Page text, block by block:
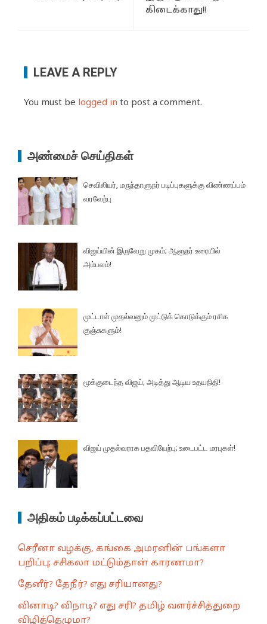
கிடைக்காது!!
LEAVE A REPLY
You must be logged in to post a comment.
அண்மைச் செய்திகள்
செவிலியர், மருந்தாளுநர் படிப்புகளுக்கு விண்ணப்பம்
வரவேற்பு
விஜய்யின் இருவேறு முகம்; ஆளுநர் உரையில்
அம்பலம்!
முட்டாள் முதல்வனும் முட்டுக் கொடுக்கும் ரசிக
குஞ்சுகளும்!
மூக்குடைந்த விஜய்; அடித்து ஆடிய உதயநிதி!
விஜய் முதல்வராக பதவியேற்பு; உடைபட்ட மரபுகள்!
அதிகம் படிக்கப்பட்டவை
செரீனா வழக்கு, கங்கை அமரனின் பங்களா
பறிப்பு; சசிகலா மட்டும்தான் காரணமா?
தேனீர்? தேநீர்? எது சரியானது?
வினாடி? விநாடி? எது சரி? தமிழ் வளர்ச்சித்துறை
விழித்தெழுமா?